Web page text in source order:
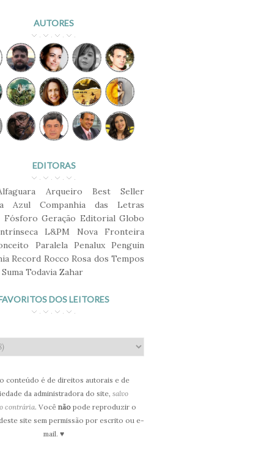
AUTORES
EDITORAS
Arqueiro
Best Seller
Azul
Companhia das Letras
Fósforo Geração Editorial Globo
L&PM
Nova Fronteira
Paralela Penalux Penguin
Record Rocco Rosa dos Tempos
Suma Todavia Zahar
DOS LEITORES
conteúdo é de direitos autorais e de
da administradora do site, salvo
contrária. Você nãopode reproduzir o
site sem permissão por escrito ou e-
mail. ♥